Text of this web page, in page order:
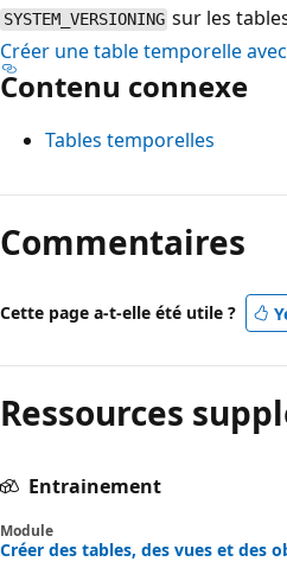
SYSTEM_VERSIONING sur les
Créer une table temporelle
Contenu connexe
Tables temporelles
Commentaires
Cette page a-t-elle été utile ?
Ressources
Entrainement
Module
Créer des tables, des vues et des